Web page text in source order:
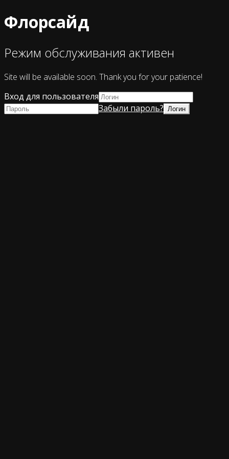
Флорсайд
Режим обслуживания активен
Site will be available soon. Thank you for your patience!
Вход для пользователя
Забыли пароль?